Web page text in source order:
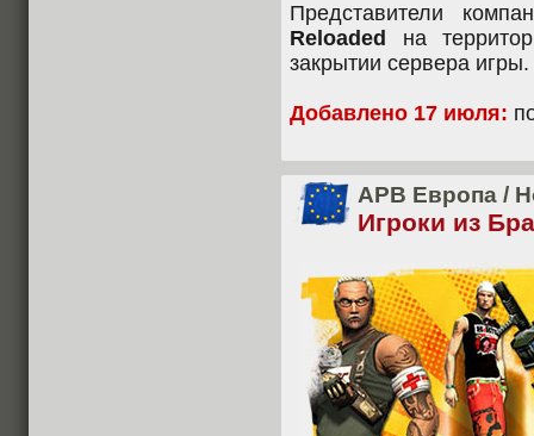
Представители
Reloaded
на
закрытии сервера игры.
Добавлено 17 июля:
APB Европа /
Игроки из